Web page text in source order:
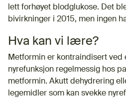
lett forhøyet blodglukose. Det
bivirkninger i 2015, men ingen
Hva kan vi lære?
Metformin er kontraindisert ved
nyrefunksjon regelmessig hos
metformin. Akutt dehydrering
legemidler som kan svekke